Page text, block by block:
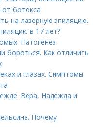
ботокса
на лазерную эпиляцию.
в 17 лет?
Патогенез
бороться. Как отличить
и глазах. Симптомы
Вера, Надежда и
Почему